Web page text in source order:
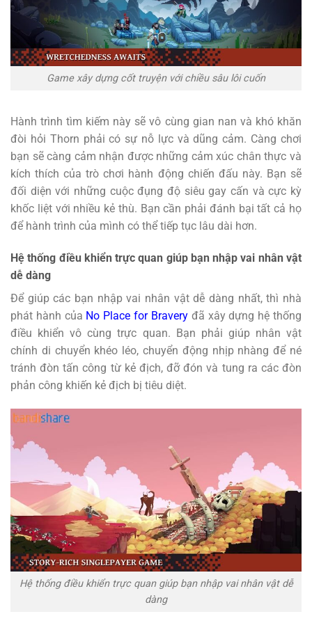
Game xây dựng cốt truyện với chiều sâu lôi cuốn
Hành trình tìm kiếm này sẽ vô cùng gian nan và khó khăn
đòi hỏi Thorn phải có sự nỗ lực và dũng cảm. Càng chơi
bạn sẽ càng cảm nhận được những cảm xúc chân thực và
kích thích của trò chơi hành động chiến đấu này. Bạn sẽ
đối diện với những cuộc đụng độ siêu gay cấn và cực kỳ
khốc liệt với nhiều kẻ thù. Bạn cần phải đánh bại tất cả họ
để hành trình của mình có thể tiếp tục lâu dài hơn.
Hệ thống điều khiển trực quan giúp bạn nhập vai nhân vật
dễ dàng
Để giúp các bạn nhập vai nhân vật dễ dàng nhất, thì nhà
phát hành của No Place for Braveryđã xây dựng hệ thống
điều khiển vô cùng trực quan. Bạn phải giúp nhân vật
chính di chuyển khéo léo, chuyển động nhịp nhàng để né
tránh đòn tấn công từ kẻ địch, đỡ đón và tung ra các đòn
phản công khiến kẻ địch bị tiêu diệt.
Hệ thống điều khiển trực quan giúp bạn nhập vai nhân vật dễ
dàng